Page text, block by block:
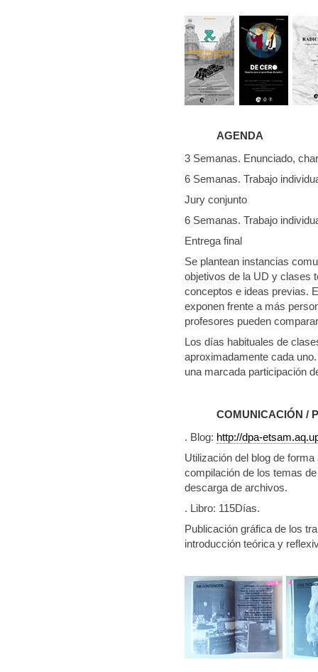
AGENDA
3 Semanas. Enunciado,
6 Semanas. Trabajo
Jury conjunto
6 Semanas. Trabajo
Entrega final
Se plantean instancias
objetivos de la UD y clases
conceptos e ideas previas.
exponen frente a más
profesores pueden
Los días habituales de
aproximadamente cada
una marcada participación
COMUNICACIÓN /
. Blog: http://dpa-
Utilización del blog de
compilación de los temas
descarga de archivos.
. Libro: 115Días.
Publicación gráfica de los
introducción teórica y